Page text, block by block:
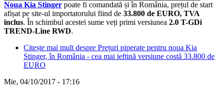
Noua Kia Stinger poate fi comandată și în România, prețul de start
afișat pe site-ul importatorului fiind de 33.800 de EURO, TVA
inclus. În schimbul acestei sume veți primi versiunea 2.0 T-GDi
TREND-Line RWD.
Citește mai mult despre Prețuri piperate pentru noua Kia
Stinger, în România - cea mai ieftină versiune costă 33.800 de
EURO
Mie, 04/10/2017 - 17:16